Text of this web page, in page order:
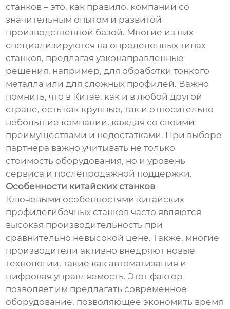
станков – это, как правило, компании со
значительным опытом и развитой
производственной базой. Многие из них
специализируются на определенных типах
станков, предлагая узконаправленные
решения, например, для обработки тонкого
металла или для сложных профилей. Важно
помнить, что в Китае, как и в любой другой
стране, есть как крупные, так и относительно
небольшие компании, каждая со своими
преимуществами и недостатками. При выборе
партнёра важно учитывать не только
стоимость оборудования, но и уровень
сервиса и послепродажной поддержки.
Особенности китайских станков
Ключевыми особенностями китайских
профилегибочных станков часто являются
высокая производительность при
сравнительно невысокой цене. Также, многие
производители активно внедряют новые
технологии, такие как автоматизация и
цифровая управляемость. Этот фактор
позволяет им предлагать современное
оборудование, позволяющее экономить время